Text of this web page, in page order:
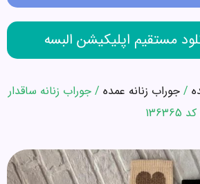
مستقیم اپلیکیشن البسه
/ جوراب زنانه عمده / جوراب زنانه ساقدار